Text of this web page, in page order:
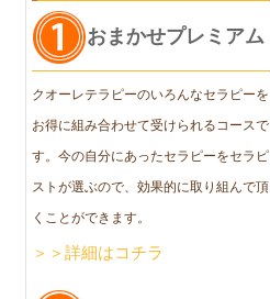
おまかせプレミアム
クオーレテラピーのいろんなセラピーを
お得に組み合わせて受けられるコースで
す。今の自分にあったセラピーをセラピ
ストが選ぶので、効果的に取り組んで頂
くことができます。
＞＞詳細はコチラ